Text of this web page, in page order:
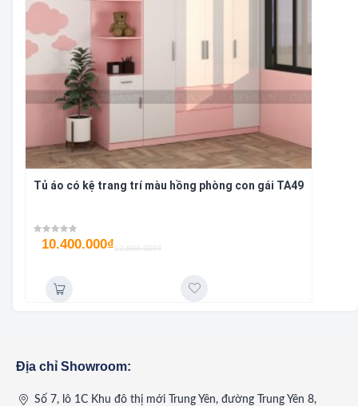
Tủ áo có kệ trang trí màu hồng phòng con gái TA49
12.800.000₫
10.400.000₫
Địa chỉ Showroom:
Số 7, lô 1C Khu đô thị mới Trung Yên, đường Trung Yên 8,